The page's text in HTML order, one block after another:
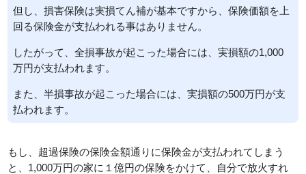
但し、損害保険は実損てん補が基本ですから、保険価額を上
回る保険金が支払われる事はありません。
したがって、全損事故が起こった場合には、実損額の1,000
万円が支払われます。
また、半損事故が起こった場合には、実損額の500万円が支
払われます。
もし、超過保険の保険金額通りに保険金が支払われてしまう
と、1,000万円の家に１億円の保険をかけて、自分で放火すれ